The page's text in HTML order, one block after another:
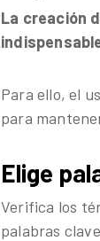
La creación
Para ello, el
para
Elige
Verifica los
palabras